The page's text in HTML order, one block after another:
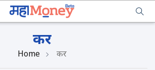
कर
Home कर